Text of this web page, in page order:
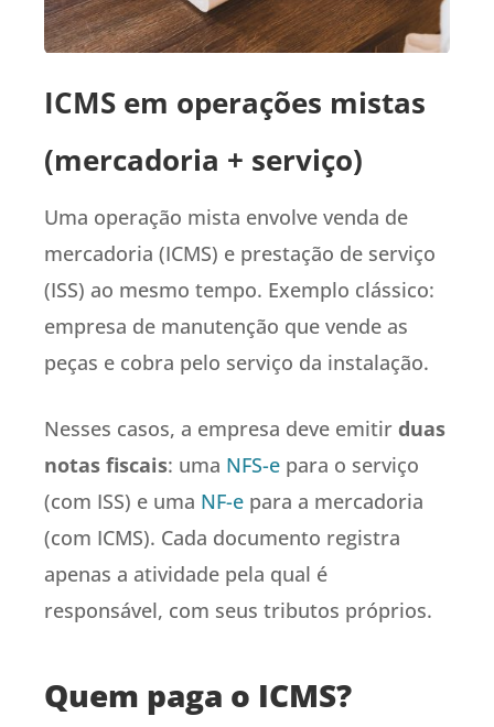
ICMS em operações mistas
(mercadoria + serviço)
Uma operação mista envolve venda de
mercadoria (ICMS) e prestação de serviço
(ISS) ao mesmo tempo. Exemplo clássico:
empresa de manutenção que vende as
peças e cobra pelo serviço da instalação.
Nesses casos, a empresa deve emitir duas
notas fiscais: uma NFS-e para o serviço
(com ISS) e uma NF-e para a mercadoria
(com ICMS). Cada documento registra
apenas a atividade pela qual é
responsável, com seus tributos próprios.
Quem paga o ICMS?